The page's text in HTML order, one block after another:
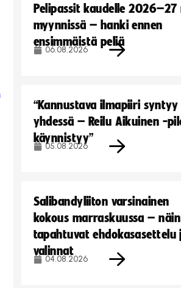
Pelipassit kaudelle
myynnissä – hanki ennen
ensimmäistä peliä
06.08.2026
“Kannustava ilmapiiri syntyy
yhdessä – Reilu Aikuinen -
käynnistyy”
05.08.2026
Salibandyliiton varsinainen
kokous marraskuussa – näin
tapahtuvat ehdokasasettelu
valinnat
04.08.2026